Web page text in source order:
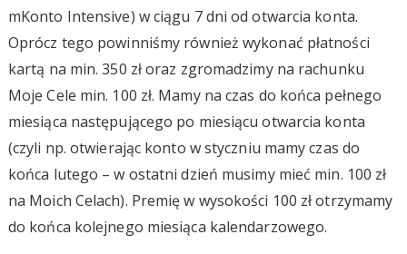
mKonto Intensive) w ciągu 7 dni od otwarcia konta.
Oprócz tego powinniśmy również wykonać płatności
kartą na min. 350 zł oraz zgromadzimy na rachunku
Moje Cele min. 100 zł. Mamy na czas do końca pełnego
miesiąca następującego po miesiącu otwarcia konta
(czyli np. otwierając konto w styczniu mamy czas do
końca lutego – w ostatni dzień musimy mieć min. 100 zł
na Moich Celach). Premię w wysokości 100 zł otrzymamy
do końca kolejnego miesiąca kalendarzowego.